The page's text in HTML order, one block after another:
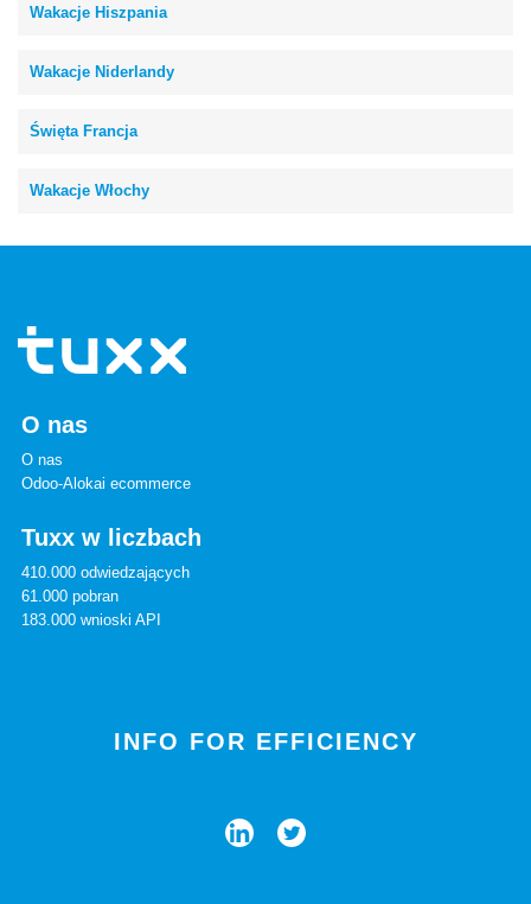
Wakacje Hiszpania
Wakacje Niderlandy
Święta Francja
Wakacje Włochy
O nas
O nas
Odoo-Alokai ecommerce
Tuxx w liczbach
410.000 odwiedzających
61.000 pobran
183.000 wnioski API
INFO FOR EFFICIENCY